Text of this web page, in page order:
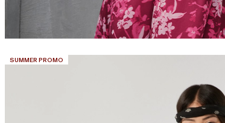
CATÉGORIE:
SUMMER PROMO